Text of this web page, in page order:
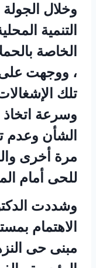
وخلال
التنمية
الخاصة
، ووجهت على
تلك
وسرعة اتخاذ
الشأن وعدم
مرة أخرى
للحى أمام
وشددت
الاهتمام
مبنى حى